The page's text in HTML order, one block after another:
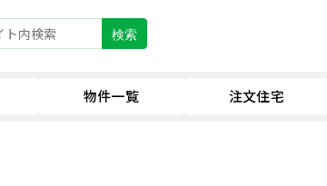
検索
物件一覧 注文住宅